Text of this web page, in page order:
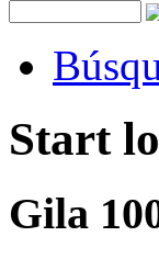
Start
Gila